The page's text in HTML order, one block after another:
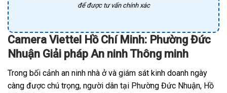
để được tư vấn chính xác
Camera Viettel Hồ Chí Minh: Phường Đức
Nhuận Giải pháp An ninh Thông minh
Trong bối cảnh an ninh nhà ở và giám sát kinh doanh ngày
càng được chú trọng, người dân tại Phường Đức Nhuận, Hồ